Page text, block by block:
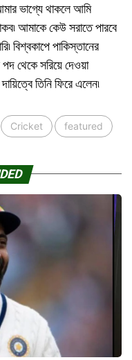
ভাগ্যে থাকলে আমি
আমাকে কেউ সরাতে পারবে
বিশ্বকাপে পাকিস্তানের
থেকে সরিয়ে দেওয়া
তিনি ফিরে এলেন৷
Cricket featured